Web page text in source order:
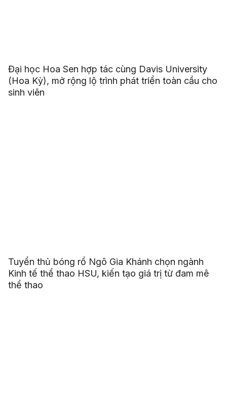
Đại học Hoa Sen hợp tác cùng Davis University
(Hoa Kỳ), mở rộng lộ trình phát triển toàn cầu cho
sinh viên
Tuyển thủ bóng rổ Ngô Gia Khánh chọn ngành
Kinh tế thể thao HSU, kiến tạo giá trị từ đam mê
thể thao